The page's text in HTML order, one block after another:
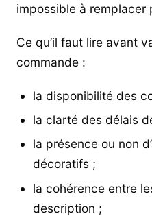
impossible à remplacer
Ce qu’il faut lire avant
commande :
la disponibilité des
la clarté des délais
la présence ou non
décoratifs ;
la cohérence entre
description ;